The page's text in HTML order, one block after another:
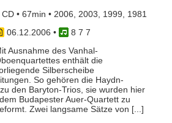
CD • 67min • 2006, 2003, 1999, 1981
06.12.2006 •
8 7 7
Ausnahme des Vanhal-
enthält die
Silberscheibe
So gehören die Haydn-
den Baryton-Trios, sie wurden hier
Budapester Auer-Quartett zu
Zwei langsame Sätze von [...]